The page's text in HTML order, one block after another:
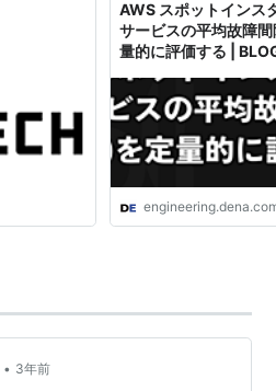
AWS スポットインス
サービスの平均故障
量的に評価する |
• 3年前